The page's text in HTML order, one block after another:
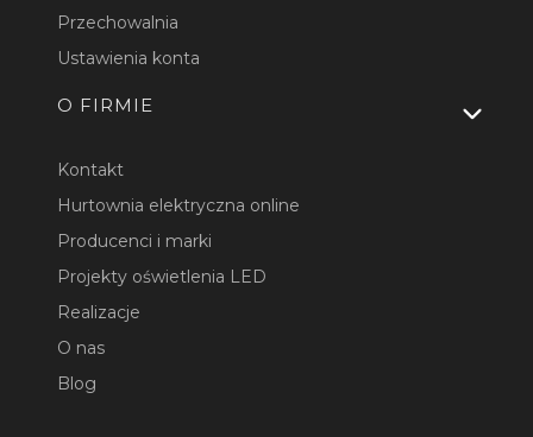
Przechowalnia
Ustawienia konta
O FIRMIE
Kontakt
Hurtownia elektryczna online
Producenci i marki
Projekty oświetlenia LED
Realizacje
O nas
Blog